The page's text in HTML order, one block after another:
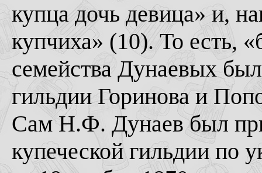
купца дочь девица» и,
купчиха» (10). То есть,
семейства Дунаевых
гильдии Горинова и
Сам Н.Ф. Дунаев был
купеческой гильдии по